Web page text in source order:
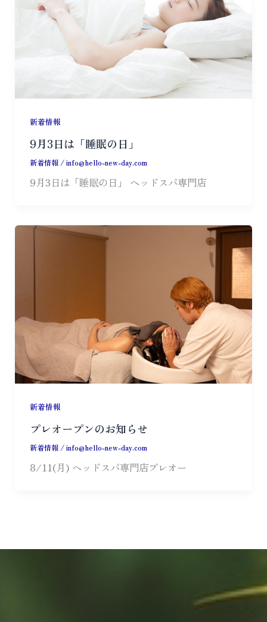
新着情報
9月3日は「睡眠の日」
新着情報/info@hello-new-day.com
9月3日は「睡眠の日」 ヘッドスパ専門店
新着情報
プレオープンのお知らせ
新着情報/info@hello-new-day.com
8/11(月) ヘッドスパ専門店プレオー